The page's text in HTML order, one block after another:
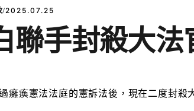
/2025.07.25
聯手封殺大法
癱瘓憲法法庭的憲訴法後，現在二度封殺